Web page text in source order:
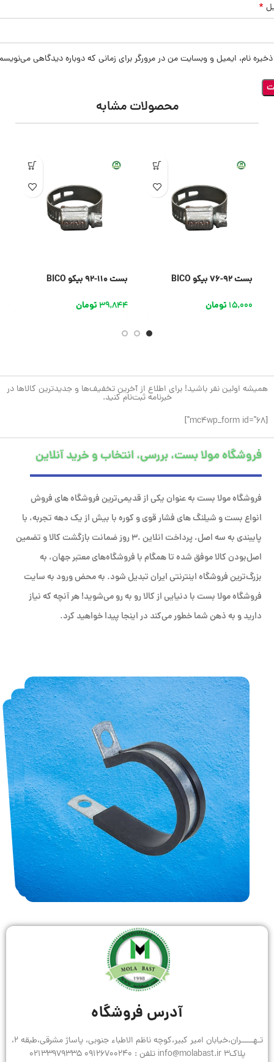
*
ذخیره نام، ایمیل و وبسایت من در مرورگر برای زمانی که دوباره دیدگاهی
محصولات مشابه
بست 92-76 بیکو BICO
15,000تومان
بست 110-92 بیکو BICO
39,844تومان
همیشه اولین نفر باشید! برای اطلاع از آخرین تخفیف‌ها و جدیدترین کالاها در
خبرنامه ثبت‌نام کنید.
[mc4wp_form id="68"]
فروشگاه مولا بست، بررسی، انتخاب و خرید آنلاین
فروشگاه مولا بست به عنوان یکی از قدیمی‌ترین فروشگاه های فروش
انواع بست و شیلنگ های فشار قوی و کوره با بیش از یک دهه تجربه، با
پایبندی به سه اصل، پرداخت انلاین ،۳ روز ضمانت بازگشت کالا و تضمین
اصل‌بودن کالا موفق شده تا همگام با فروشگاه‌های معتبر جهان، به
بزرگ‌ترین فروشگاه اینترنتی ایران تبدیل شود. به محض ورود به سایت
فروشگاه مولا بست با دنیایی از کالا رو به رو می‌شوید! هر آنچه که نیاز
دارید و به ذهن شما خطور می‌کند در اینجا پیدا خواهید کرد.
آدرس فروشگاه
تـهـــــران،خیابان امیر کبیر،کوچه ناظم الاطباء جنوبی، پاساژ مشرقی،طبقه 2،
پلاک3 info@molabast.ir تلفن : 09126700240 02133979335